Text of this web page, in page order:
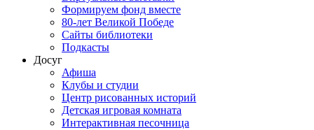
Формируем фонд вместе
80-лет Великой Победе
Сайты библиотеки
Подкасты
Досуг
Афиша
Клубы и студии
Центр рисованных историй
Детская игровая комната
Интерактивная песочница